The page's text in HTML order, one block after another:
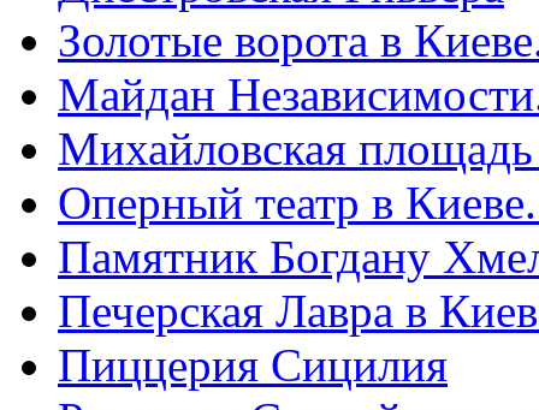
Золотые ворота в
Майдан
Михайловская
Оперный театр в
Памятник Богдану
Печерская Лавра в
Пиццерия Сицилия